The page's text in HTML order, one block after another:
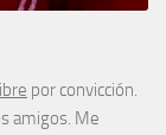
por convicción.
amigos. Me